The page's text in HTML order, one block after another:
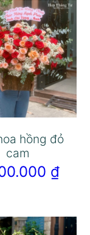
hồng đỏ
cam
₫